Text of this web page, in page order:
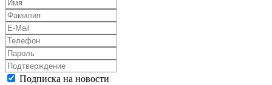
Подписка на новости